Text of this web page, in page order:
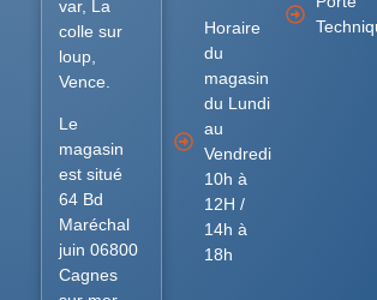
var, La
colle sur
loup,
Vence.
Le
magasin
est situé
64 Bd
Maréchal
juin 06800
Cagnes
Horaire
du
magasin
du Lundi
au
Vendredi
10h à
12H /
14h à
18h